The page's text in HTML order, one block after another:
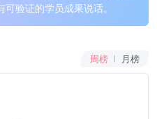
验证的学员成果说话。
周榜 月榜